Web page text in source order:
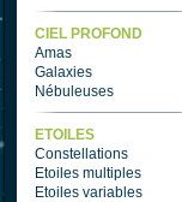
CIEL PROFOND
Amas
Galaxies
Nébuleuses
ETOILES
Constellations
Etoiles multiples
Etoiles variables